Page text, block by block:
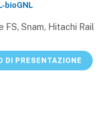
bioGNL
FS, Snam, Hitachi Rail
DI PRESENTAZIONE